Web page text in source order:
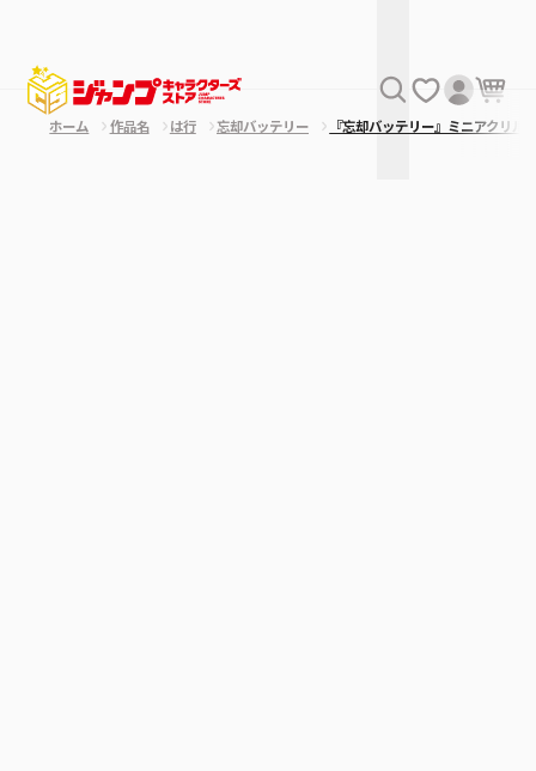
ホーム 作品名 は行 忘却バッテリー 『忘却バッテリー』ミニアクリ